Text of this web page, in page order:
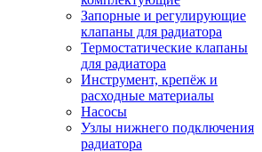
Запорные и регулирующие
клапаны для радиатора
Термостатические клапаны
для радиатора
Инструмент, крепёж и
расходные материалы
Насосы
Узлы нижнего подключения
радиатора